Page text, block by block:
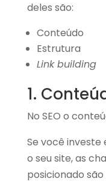
deles são:
Conteúdo
Estrutura
Link building
1.
No SEO o
Se você
o seu site, as
posicionado